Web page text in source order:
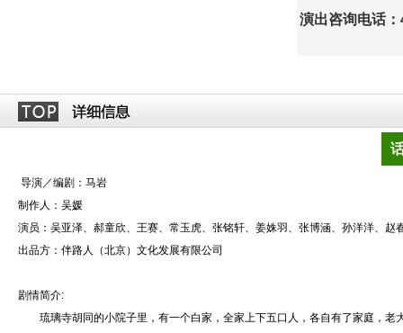
演出咨询电话
导演／编剧：马岩
制作人：吴媛
演员：吴亚泽、郝童欣、王赛、常玉虎、张铭轩、姜姝羽、张博涵、孙洋洋、赵
出品方：伴路人（北京）文化发展有限公司
剧情简介:
琉璃寺胡同的小院子里，有一个白家，全家上下五口人，各自有了家庭，老